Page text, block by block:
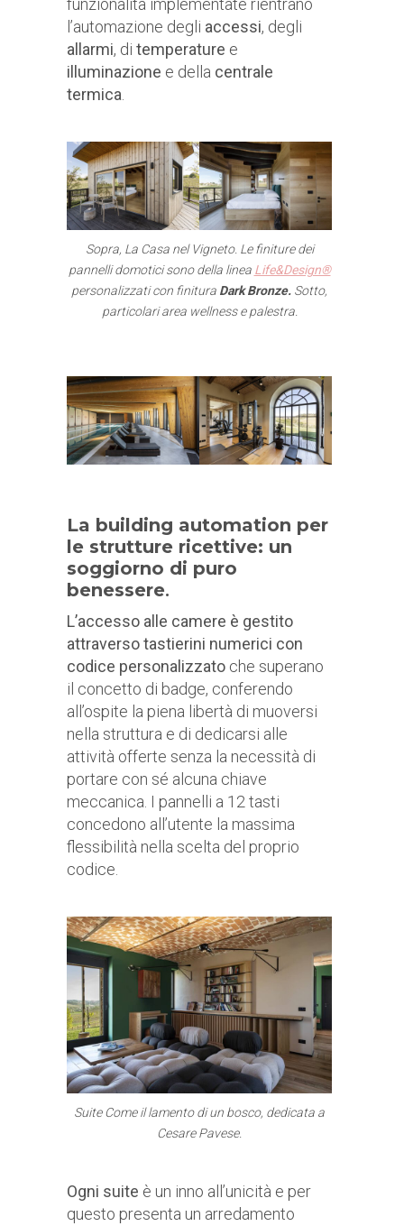
funzionalità implementate rientrano
l’automazione degli accessi, degli
allarmi, di temperature e
illuminazione e della centrale
termica.
Sopra, La Casa nel Vigneto. Le finiture dei
pannelli domotici sono della linea Life&Design®
personalizzati con finitura Dark Bronze. Sotto,
particolari area wellness e palestra.
La building automation per
le strutture ricettive: un
soggiorno di puro
benessere.
L’accesso alle camere è gestito
attraverso tastierini numerici con
codice personalizzato che superano
il concetto di badge, conferendo
all’ospite la piena libertà di muoversi
nella struttura e di dedicarsi alle
attività offerte senza la necessità di
portare con sé alcuna chiave
meccanica. I pannelli a 12 tasti
concedono all’utente la massima
flessibilità nella scelta del proprio
codice.
SuiteCome il lamento di un bosco, dedicata a
Cesare Pavese.
Ogni suite è un inno all’unicità e per
questo presenta un arredamento